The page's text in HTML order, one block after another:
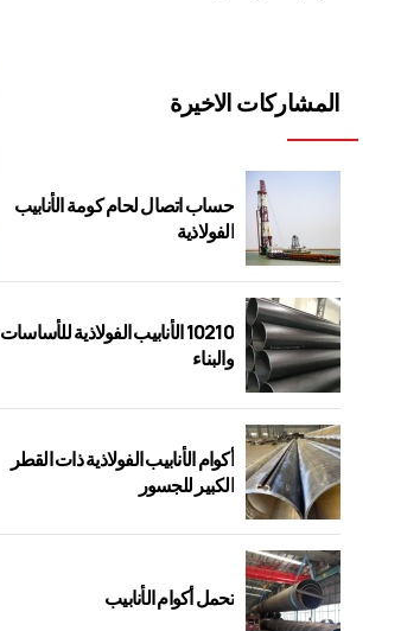
المشاركات الاخيرة
حساب اتصال لحام كومة الأنابيب
الفولاذية
10210 الأنابيب الفولاذية للأساسات
والبناء
أكوام الأنابيب الفولاذية ذات القطر
الكبير للجسور
تحمل أكوام الأنابيب